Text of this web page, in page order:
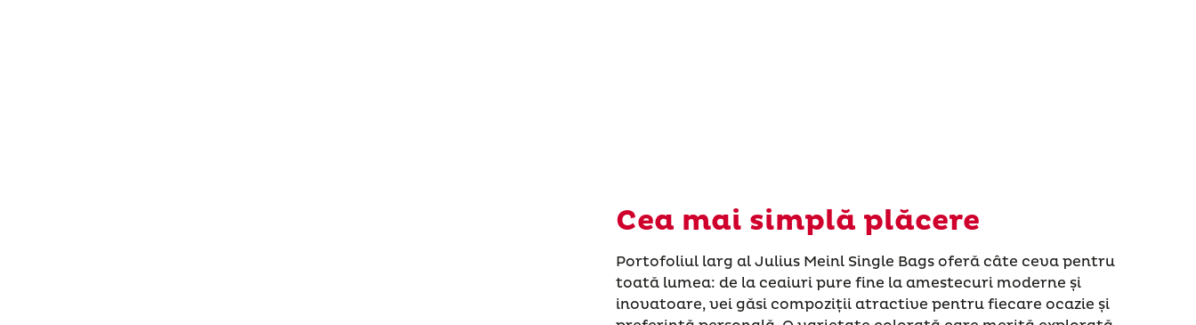
Cea mai simplă plăcere
Portofoliul larg al Julius Meinl Single Bags oferă câte ceva pentru
toată lumea: de la ceaiuri pure fine la amestecuri moderne și
inovatoare, vei găsi compoziții atractive pentru fiecare ocazie și